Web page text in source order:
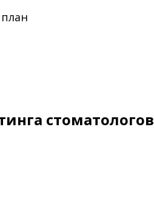
стоматологов